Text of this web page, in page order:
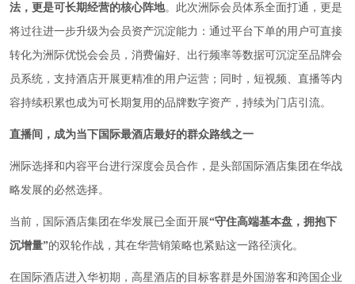
法，更是可长期经营的核心阵地。此次洲际会员体系全面打通，更是
将过往进一步升级为会员资产沉淀能力：通过平台下单的用户可直接
转化为洲际优悦会会员，消费偏好、出行频率等数据可沉淀至品牌会
员系统，支持酒店开展更精准的用户运营；同时，短视频、直播等内
容持续积累也成为可长期复用的品牌数字资产，持续为门店引流。
直播间，成为当下国际最酒店最好的群众路线之一
洲际选择和内容平台进行深度会员合作，是头部国际酒店集团在华战
略发展的必然选择。
当前，国际酒店集团在华发展已全面开展“守住高端基本盘，拥抱下
沉增量”的双轮作战，其在华营销策略也紧贴这一路径演化。
在国际酒店进入华初期，高星酒店的目标客群是外国游客和跨国企业